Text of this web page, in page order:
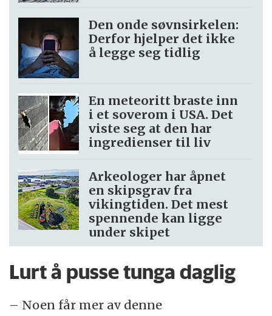
Den onde søvnsirkelen:
Derfor hjelper det ikke
å legge seg tidlig
En meteoritt braste inn
i et soverom i USA. Det
viste seg at den har
ingredienser til liv
Arkeologer har åpnet
en skipsgrav fra
vikingtiden. Det mest
spennende kan ligge
under skipet
Lurt å pusse tunga daglig
– Noen får mer av denne